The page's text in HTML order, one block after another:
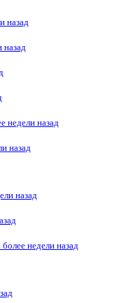
назад
назад
недели назад
назад
назад
более недели назад